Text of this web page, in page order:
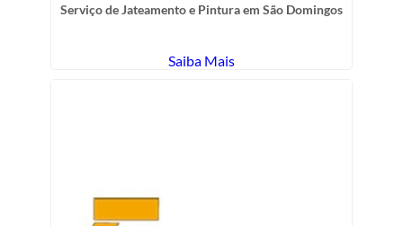
Serviço de Jateamento e Pintura em São Domingos
Saiba Mais